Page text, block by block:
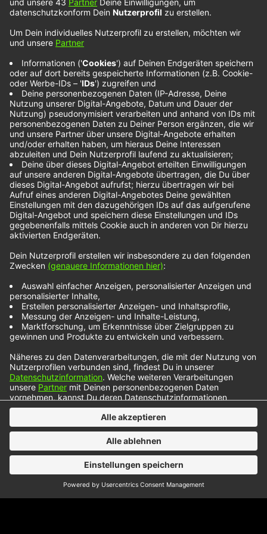
Rachel Grae – You
Suck
Rachel Grae hat mit „You Suck“ die Hymne zum
„Mad Girl Summer“ veröffentlicht. Der Songtitel ist
dabei keine platte Beleidigung, sondern Rachels
Art, mit einer Trennung umzugehen. Eigentlich
wollte sie gar nicht mehr über Liebe oder
Trennungen singen. Ihre Freundin und
Songwriting-Unterstützerin hat Rachel während
einer Schreibblockade aber gefragt: Wenn du
deinen Ex treffen würdest.…